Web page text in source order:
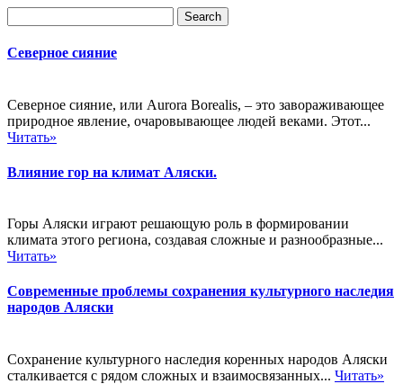
Северное сияние
Северное сияние, или Aurora Borealis, – это завораживающее
природное явление, очаровывающее людей веками. Этот...
Читать»
Влияние гор на климат Аляски.
Горы Аляски играют решающую роль в формировании
климата этого региона, создавая сложные и разнообразные...
Читать»
Современные проблемы сохранения культурного наследия
народов Аляски
Сохранение культурного наследия коренных народов Аляски
сталкивается с рядом сложных и взаимосвязанных... Читать»